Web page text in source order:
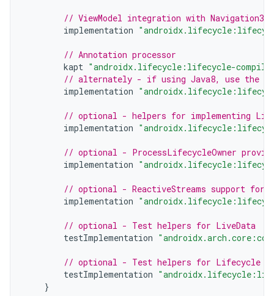
// ViewModel integration with Navigation3
implementation
// Annotation processor
kapt "androidx.lifecycle:lifecycle-
// alternately - if using Java8, use the
implementation
// optional - helpers for implementing
implementation
// optional - ProcessLifecycleOwner
implementation
// optional - ReactiveStreams support for
implementation
// optional - Test helpers for LiveData
testImplementation
// optional - Test helpers for Lifecycle
testImplementation
}